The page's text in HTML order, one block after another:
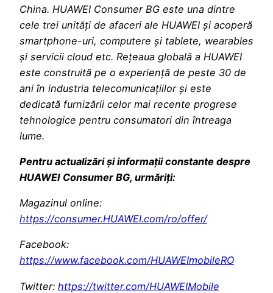
China. HUAWEI Consumer BG este una dintre
cele trei unități de afaceri ale HUAWEI și acoperă
smartphone-uri, computere și tablete, wearables
și servicii cloud etc. Rețeaua globală a HUAWEI
este construită pe o experiență de peste 30 de
ani în industria telecomunicațiilor și este
dedicată furnizării celor mai recente progrese
tehnologice pentru consumatori din întreaga
lume.
Pentru actualizări și informații constante despre
HUAWEI Consumer BG, urmăriți:
Magazinul online:
https://consumer.HUAWEI.com/ro/offer/
Facebook:
https://www.facebook.com/HUAWEImobileRO
Twitter: https://twitter.com/HUAWEIMobile